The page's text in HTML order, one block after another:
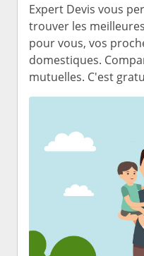
Expert Devis vous
trouver les
pour vous, vos
domestiques.
mutuelles. C'est